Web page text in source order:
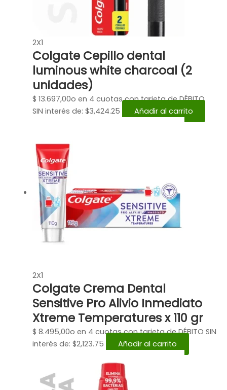
2X1
Colgate Cepillo dental
luminous white charcoal (2
unidades)
$ 13.697,00o en 4 cuotas con tarjeta de DÉBITO
SIN interés de: $3,424.25
Añadir al carrito
2X1
Colgate Crema Dental
Sensitive Pro Alivio Inmediato
Xtreme Temperatures x 110 gr
$ 8.495,00o en 4 cuotas con tarjeta de DÉBITO SIN
interés de: $2,123.75
Añadir al carrito